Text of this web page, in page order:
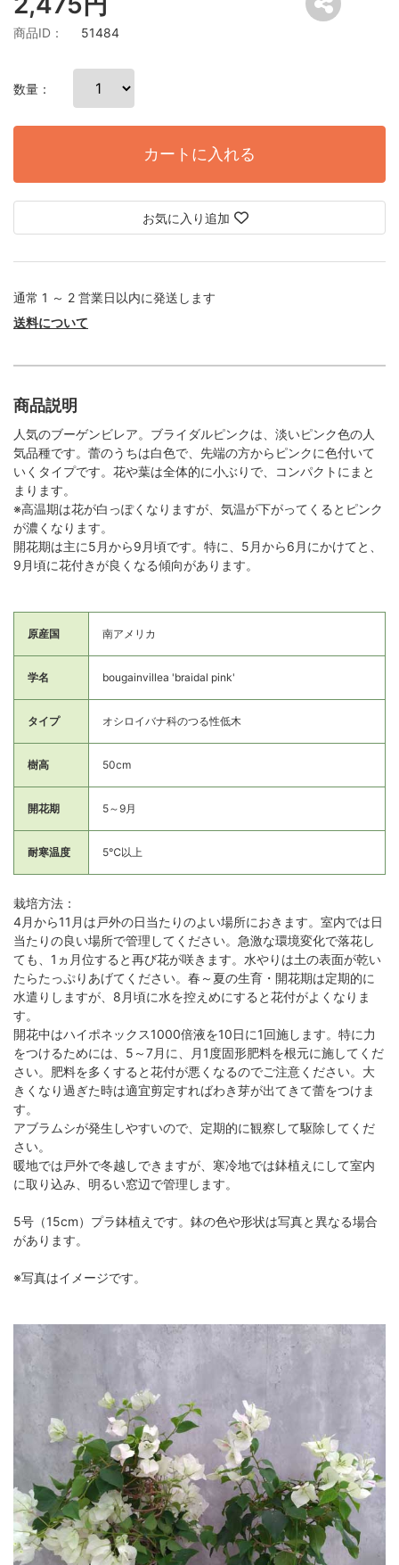
商品ID： 51484
数量：
カートに入れる
お気に入り追加
通常 1 ～ 2 営業日以内に発送します
送料について
商品説明
人気のブーゲンビレア。ブライダルピンクは、淡いピンク色の人
気品種です。蕾のうちは白色で、先端の方からピンクに色付いて
いくタイプです。花や葉は全体的に小ぶりで、コンパクトにまと
まります。
※高温期は花が白っぽくなりますが、気温が下がってくるとピンク
が濃くなります。
開花期は主に5月から9月頃です。特に、5月から6月にかけてと、
9月頃に花付きが良くなる傾向があります。
原産国 南アメリカ
学名 bougainvillea 'braidal pink'
タイプ オシロイバナ科のつる性低木
樹高 50cm
開花期 5～9月
耐寒温度 5℃以上
栽培方法：
4月から11月は戸外の日当たりのよい場所におきます。室内では日
当たりの良い場所で管理してください。急激な環境変化で落花し
ても、1ヵ月位すると再び花が咲きます。水やりは土の表面が乾い
たらたっぷりあげてください。春～夏の生育・開花期は定期的に
水遣りしますが、8月頃に水を控えめにすると花付がよくなりま
す。
開花中はハイポネックス1000倍液を10日に1回施します。特に力
をつけるためには、5～7月に、月1度固形肥料を根元に施してくだ
さい。肥料を多くすると花付が悪くなるのでご注意ください。大
きくなり過ぎた時は適宜剪定すればわき芽が出てきて蕾をつけま
す。
アブラムシが発生しやすいので、定期的に観察して駆除してくだ
さい。
暖地では戸外で冬越しできますが、寒冷地では鉢植えにして室内
に取り込み、明るい窓辺で管理します。
5号（15cm）プラ鉢植えです。鉢の色や形状は写真と異なる場合
があります。
※写真はイメージです。